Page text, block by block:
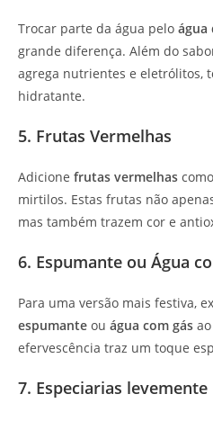
Trocar parte da água pelo água
grande diferença. Além do
agrega nutrientes e eletrólitos,
hidratante.
5. Frutas Vermelhas
Adicione frutas vermelhas
mirtilos. Estas frutas não
mas também trazem cor e
6. Espumante ou Água
Para uma versão mais festiva,
espumante ou água com gás
efervescência traz um toque
7. Especiarias levemente